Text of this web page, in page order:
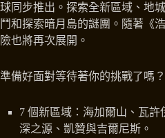
球同步推出。探索全新區域、地
鬥和探索暗月島的謎團。隨著《
險也將再次展開。
準備好面對等待著你的挑戰了嗎？
7 個新區域：海加爾山、瓦
深之源、凱贊與吉爾尼斯。